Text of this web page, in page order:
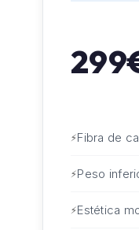
Fibra de
Peso
Estética